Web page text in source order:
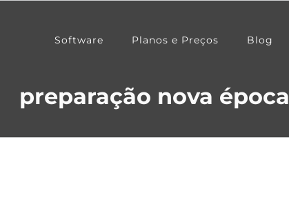
Software Planos e Preços Blog
preparação nova época